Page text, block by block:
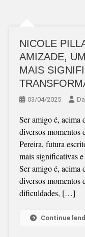
NICOLE
AMIZADE,
MAIS
03/04/2025
Ser amigo é, acima
diversos
Pereira, futura
mais significativas
Ser amigo é, acima
diversos momentos
dificuldades, […]
Continue